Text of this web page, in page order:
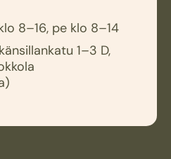
8–16, pe klo 8–14
1–3 D,